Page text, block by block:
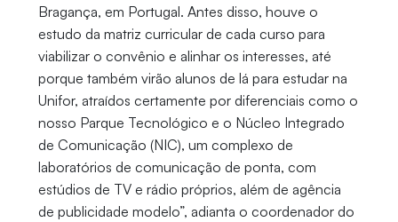
Bragança, em Portugal. Antes disso, houve o
estudo da matriz curricular de cada curso para
viabilizar o convênio e alinhar os interesses, até
porque também virão alunos de lá para estudar na
Unifor, atraídos certamente por diferenciais como o
nosso Parque Tecnológico e o Núcleo Integrado
de Comunicação (NIC), um complexo de
laboratórios de comunicação de ponta, com
estúdios de TV e rádio próprios, além de agência
de publicidade modelo”, adianta o coordenador do